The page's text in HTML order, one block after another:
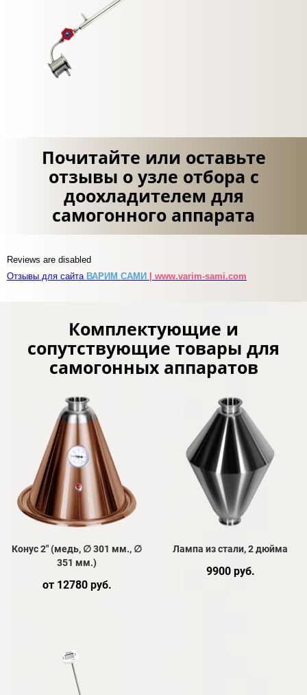
Почитайте или оставьте
отзывы о узле отбора с
доохладителем для
самогонного аппарата
Reviews are disabled
Отзывы для сайта ВАРИМ САМИ | www.varim-sami.com
Комплектующие и
сопутствующие товары для
самогонных аппаратов
Конус 2" (медь, ∅ 301 мм., ∅
351 мм.)
от 12780 руб.
Лампа из стали, 2 дюйма
9900 руб.